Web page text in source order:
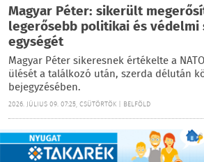
Magyar Péter: sikerült
legerősebb politikai és védelmi
egységét
Magyar Péter sikeresnek értékelte a
ülését a találkozó után, szerda délután
bejegyzésében.
2026. JÚLIUS 09. 07:25, CSÜTÖRTÖK | BELFÖLD